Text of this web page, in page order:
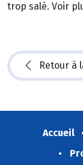
trop salé. Voir
Retour à
Accueil